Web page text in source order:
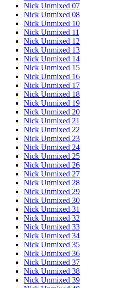
Nick Unmixed 07
Nick Unmixed 08
Nick Unmixed 10
Nick Unmixed 11
Nick Unmixed 12
Nick Unmixed 13
Nick Unmixed 14
Nick Unmixed 15
Nick Unmixed 16
Nick Unmixed 17
Nick Unmixed 18
Nick Unmixed 19
Nick Unmixed 20
Nick Unmixed 21
Nick Unmixed 22
Nick Unmixed 23
Nick Unmixed 24
Nick Unmixed 25
Nick Unmixed 26
Nick Unmixed 27
Nick Unmixed 28
Nick Unmixed 29
Nick Unmixed 30
Nick Unmixed 31
Nick Unmixed 32
Nick Unmixed 33
Nick Unmixed 34
Nick Unmixed 35
Nick Unmixed 36
Nick Unmixed 37
Nick Unmixed 38
Nick Unmixed 39